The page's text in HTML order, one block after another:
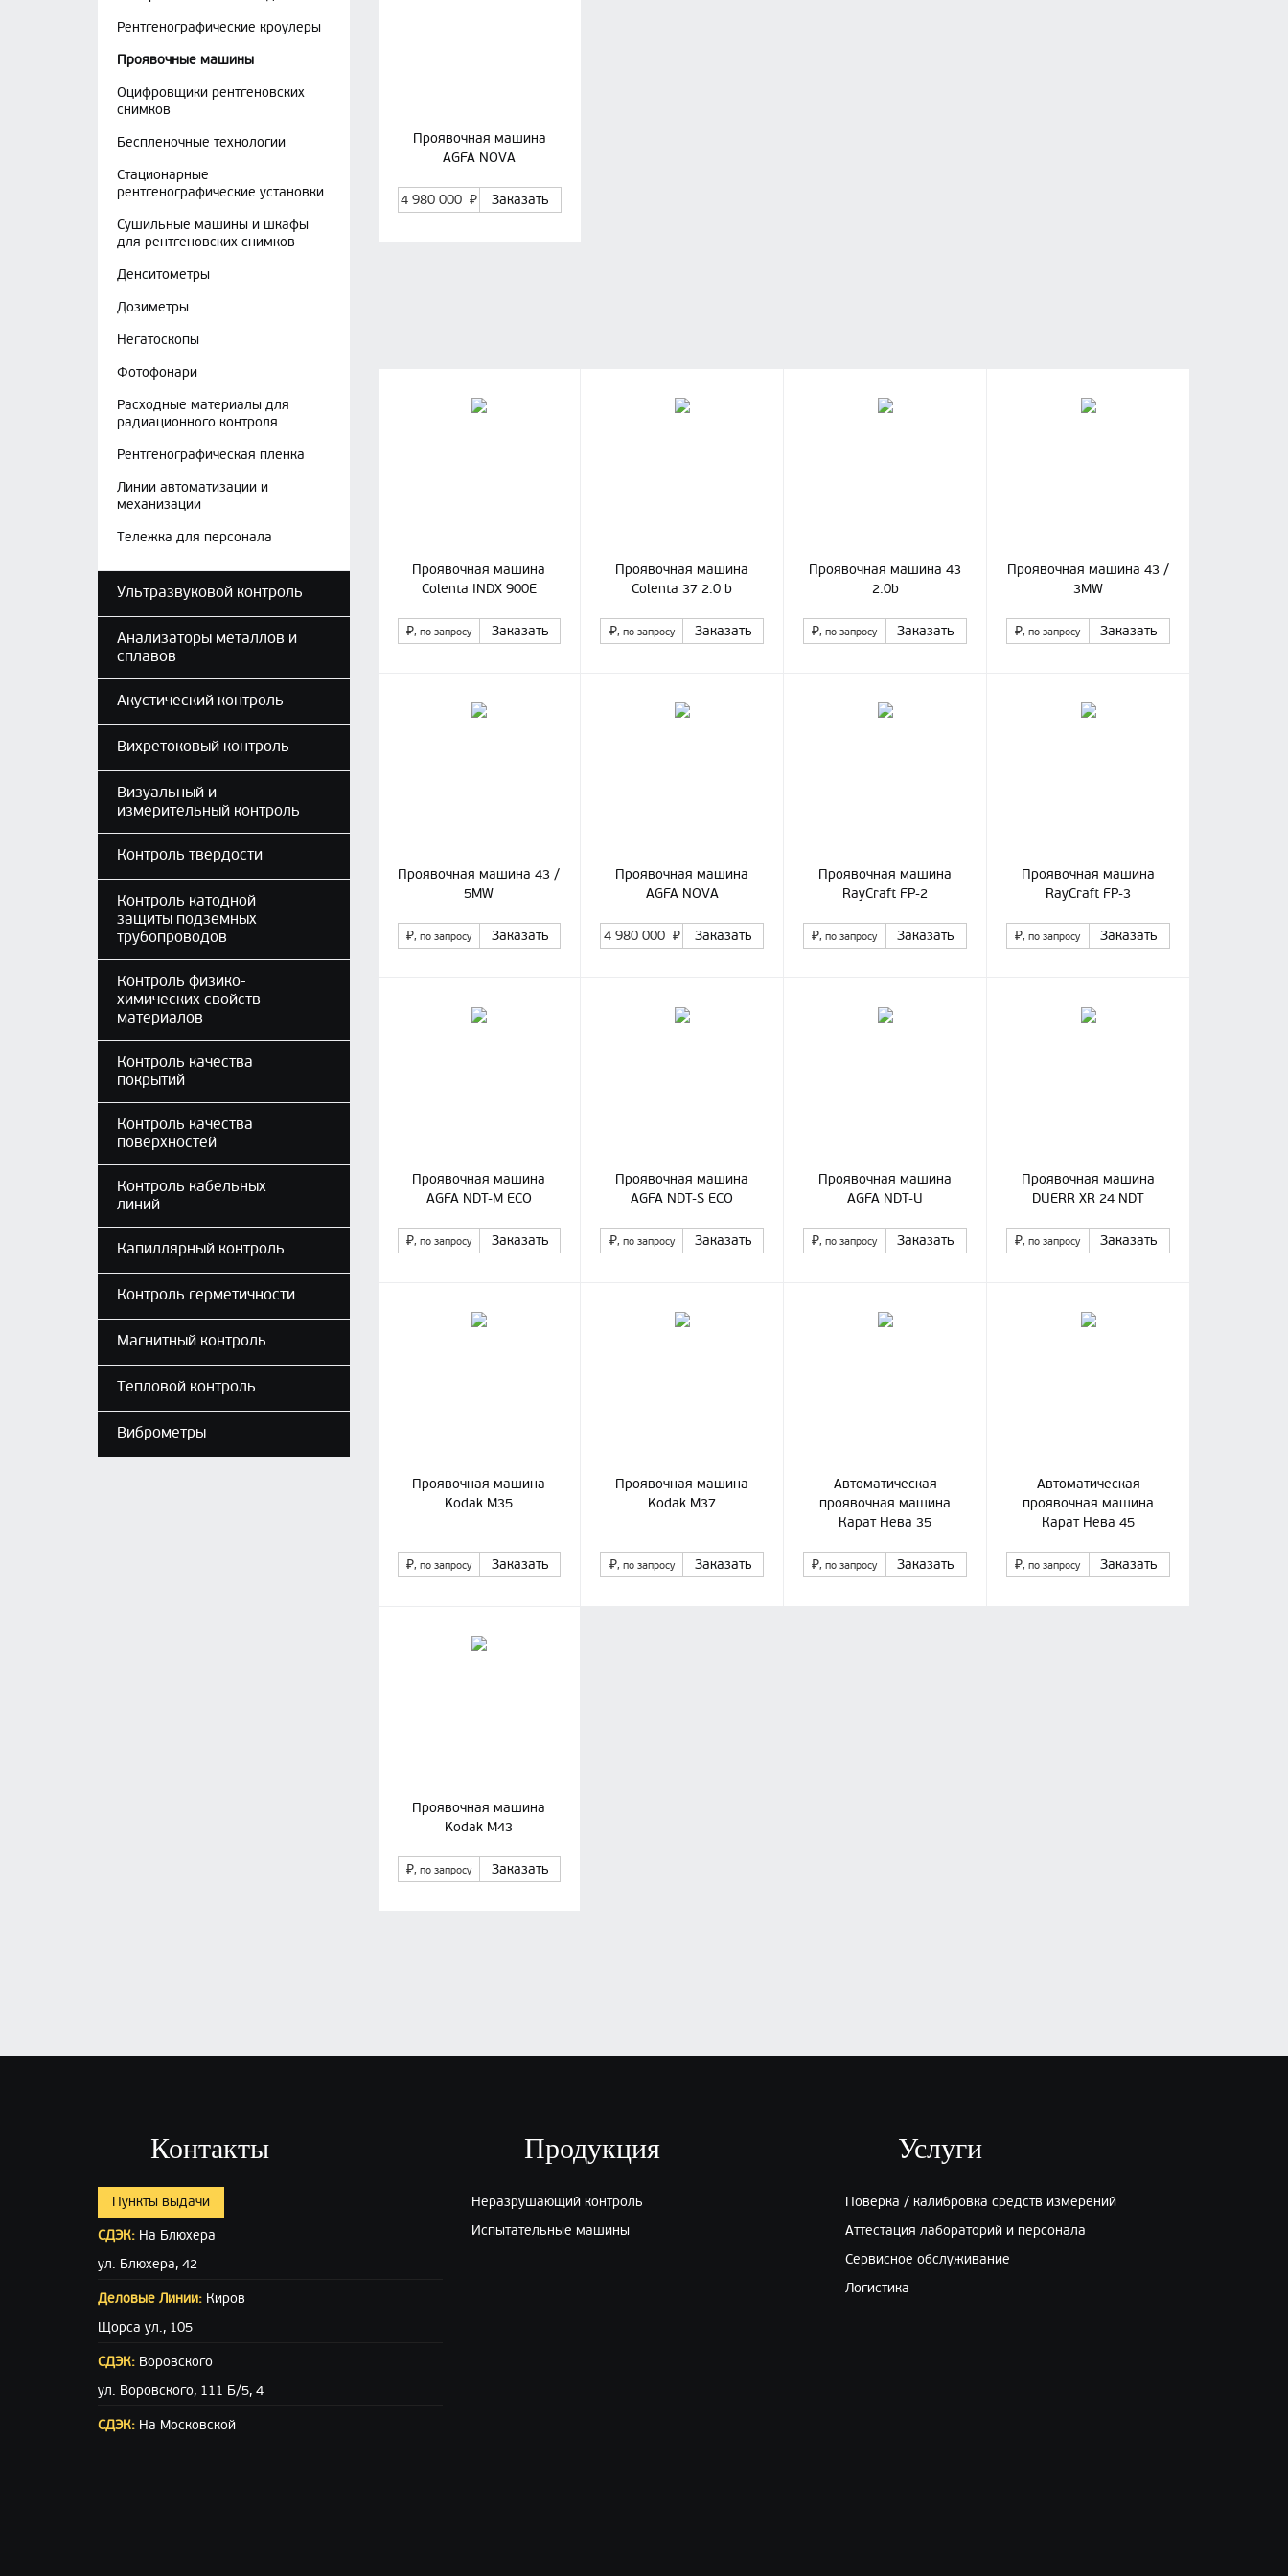
Рентгенографические кроулеры
Проявочные машины
Оцифровщики рентгеновских
снимков
Беспленочные технологии
Стационарные
рентгенографические установки
Сушильные машины и шкафы
для рентгеновских снимков
Денситометры
Дозиметры
Негатоскопы
Фотофонари
Расходные материалы для
радиационного контроля
Рентгенографическая пленка
Линии автоматизации и
механизации
Тележка для персонала
Ультразвуковой контроль
Анализаторы металлов и
сплавов
Акустический контроль
Вихретоковый контроль
Визуальный и
измерительный контроль
Контроль твердости
Контроль катодной
защиты подземных
трубопроводов
Контроль физико-
химических свойств
материалов
Контроль качества
покрытий
Контроль качества
поверхностей
Контроль кабельных
линий
Капиллярный контроль
Контроль герметичности
Магнитный контроль
Тепловой контроль
Виброметры
Проявочная машина
AGFA NOVA
4 980 000 ₽ Заказать
Проявочная машина
Colenta INDX 900E
₽, по запросу Заказать
Проявочная машина
Colenta 37 2.0 b
₽, по запросу Заказать
Проявочная машина 43
2.0b
₽, по запросу Заказать
Проявочная машина 43 /
3MW
₽, по запросу Заказать
Проявочная машина 43 /
5MW
₽, по запросу Заказать
Проявочная машина
AGFA NOVA
4 980 000 ₽ Заказать
Проявочная машина
RayCraft FP-2
₽, по запросу Заказать
Проявочная машина
RayCraft FP-3
₽, по запросу Заказать
Проявочная машина
AGFA NDT-M ECO
₽, по запросу Заказать
Проявочная машина
AGFA NDT-S ECO
₽, по запросу Заказать
Проявочная машина
AGFA NDT-U
₽, по запросу Заказать
Проявочная машина
DUERR XR 24 NDT
₽, по запросу Заказать
Проявочная машина
Kodak M35
₽, по запросу Заказать
Проявочная машина
Kodak M37
₽, по запросу Заказать
Автоматическая
проявочная машина
Карат Нева 35
₽, по запросу Заказать
Автоматическая
проявочная машина
Карат Нева 45
₽, по запросу Заказать
Проявочная машина
Kodak M43
₽, по запросу Заказать
Контакты
Пункты выдачи
СДЭК: На Блюхера
ул. Блюхера, 42
Деловые Линии: Киров
Щорса ул., 105
СДЭК: Воровского
ул. Воровского, 111 Б/5, 4
СДЭК: На Московской
Продукция
Неразрушающий контроль
Испытательные машины
Услуги
Поверка / калибровка средств измерений
Аттестация лабораторий и персонала
Сервисное обслуживание
Логистика